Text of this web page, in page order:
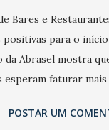
Bares e
positivas para o
da Abrasel mostra
esperam faturar
trimestre deste ano,
POSTAR UM